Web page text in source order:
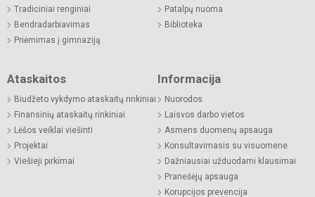
Tradiciniai renginiai
Bendradarbiavimas
Priėmimas į gimnaziją
Patalpų nuoma
Biblioteka
Ataskaitos
Biudžeto vykdymo ataskaitų rinkiniai
Finansinių ataskaitų rinkiniai
Lėšos veiklai viešinti
Projektai
Viešieji pirkimai
Informacija
Nuorodos
Laisvos darbo vietos
Asmens duomenų apsauga
Konsultavimasis su visuomene
Dažniausiai užduodami klausimai
Pranešėjų apsauga
Korupcijos prevencija